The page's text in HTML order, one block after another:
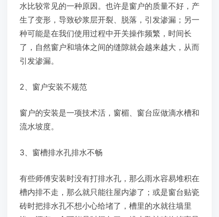
水比较常见的一种原因。也许是窗户的质量不好，产
生了变形，导致砂浆层开裂、脱落，引发渗漏；另一
种可能是在我们使用过程中开关操作频繁，时间长
了，自然窗户和墙体之间的缝隙就会越来越大，从而
引发渗漏。
2、窗户安装不规范
窗户的安装是一项技术活，窗楣、窗台应做滴水槽和
流水坡度。
3、窗槽排水孔排水不畅
有些师傅安装时没有打排水孔，那么雨水容易堆积在
槽内排不走，那么就只能往屋内渗了；或是窗台贴瓷
砖时把排水孔不想小心给堵了，槽里的水就往墙里